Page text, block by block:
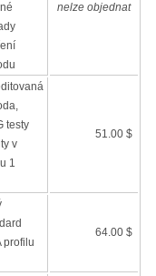
nelze objednat
testy
v
1
51.00 $
profilu
64.00 $